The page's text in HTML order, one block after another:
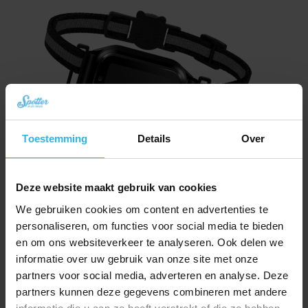
Toestemming Details Over
Deze website maakt gebruik van cookies
We gebruiken cookies om content en advertenties te
personaliseren, om functies voor social media te bieden
en om ons websiteverkeer te analyseren. Ook delen we
informatie over uw gebruik van onze site met onze
partners voor social media, adverteren en analyse. Deze
partners kunnen deze gegevens combineren met andere
(Novità!)
89,21 Il
prezzo
originale
era:
€79,29Il
prezzo
attuale
è:
€ 79,29.